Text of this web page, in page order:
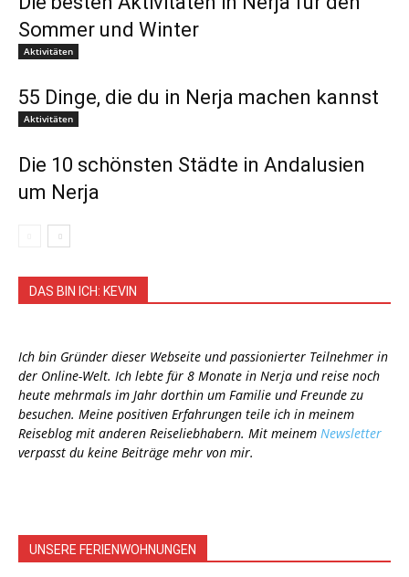
Sommer und Winter
Aktivitäten
55 Dinge, die du in Nerja machen kannst
Aktivitäten
Die 10 schönsten Städte in Andalusien
um Nerja
DAS BIN ICH: KEVIN
Ich bin Gründer dieser Webseite und passionierter Teilnehmer in
der Online-Welt. Ich lebte für 8 Monate in Nerja und reise noch
heute mehrmals im Jahr dorthin um Familie und Freunde zu
besuchen. Meine positiven Erfahrungen teile ich in meinem
Reiseblog mit anderen Reiseliebhabern. Mit meinem Newsletter
verpasst du keine Beiträge mehr von mir.
UNSERE FERIENWOHNUNGEN